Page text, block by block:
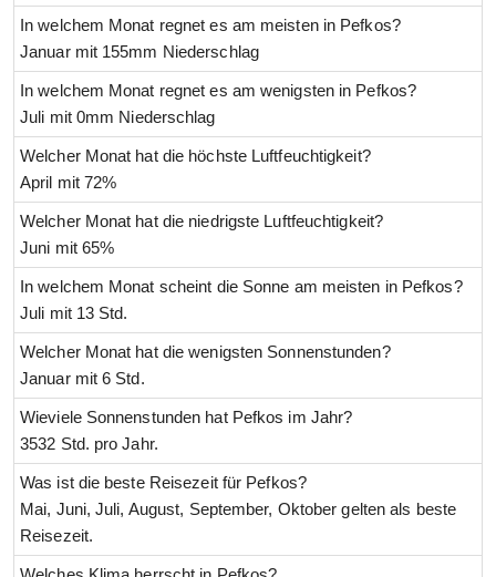
In welchem Monat regnet es am meisten in Pefkos?
Januar mit 155mm Niederschlag
In welchem Monat regnet es am wenigsten in Pefkos?
Juli mit 0mm Niederschlag
Welcher Monat hat die höchste Luftfeuchtigkeit?
April mit 72%
Welcher Monat hat die niedrigste Luftfeuchtigkeit?
Juni mit 65%
In welchem Monat scheint die Sonne am meisten in Pefkos?
Juli mit 13 Std.
Welcher Monat hat die wenigsten Sonnenstunden?
Januar mit 6 Std.
Wieviele Sonnenstunden hat Pefkos im Jahr?
3532 Std. pro Jahr.
Was ist die beste Reisezeit für Pefkos?
Mai, Juni, Juli, August, September, Oktober gelten als beste
Reisezeit.